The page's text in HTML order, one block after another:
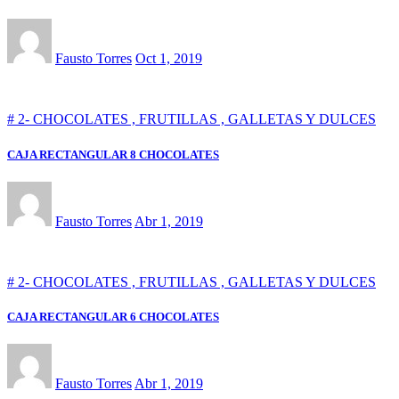
Fausto Torres Oct 1, 2019
# 2- CHOCOLATES , FRUTILLAS , GALLETAS Y DULCES
CAJA RECTANGULAR 8 CHOCOLATES
Fausto Torres Abr 1, 2019
# 2- CHOCOLATES , FRUTILLAS , GALLETAS Y DULCES
CAJA RECTANGULAR 6 CHOCOLATES
Fausto Torres Abr 1, 2019